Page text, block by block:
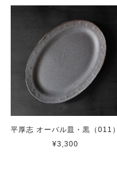
平厚志 オーバル皿・黒（011）
¥3,300